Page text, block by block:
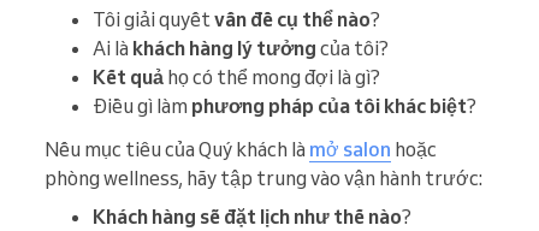
Tôi giải quyết vấn đề cụ thể nào?
Ai là khách hàng lý tưởng của tôi?
Kết quả họ có thể mong đợi là gì?
Điều gì làm phương pháp của tôi khác biệt?
Nếu mục tiêu của Quý khách là mở salon hoặc
phòng wellness, hãy tập trung vào vận hành trước:
Khách hàng sẽ đặt lịch như thế nào?